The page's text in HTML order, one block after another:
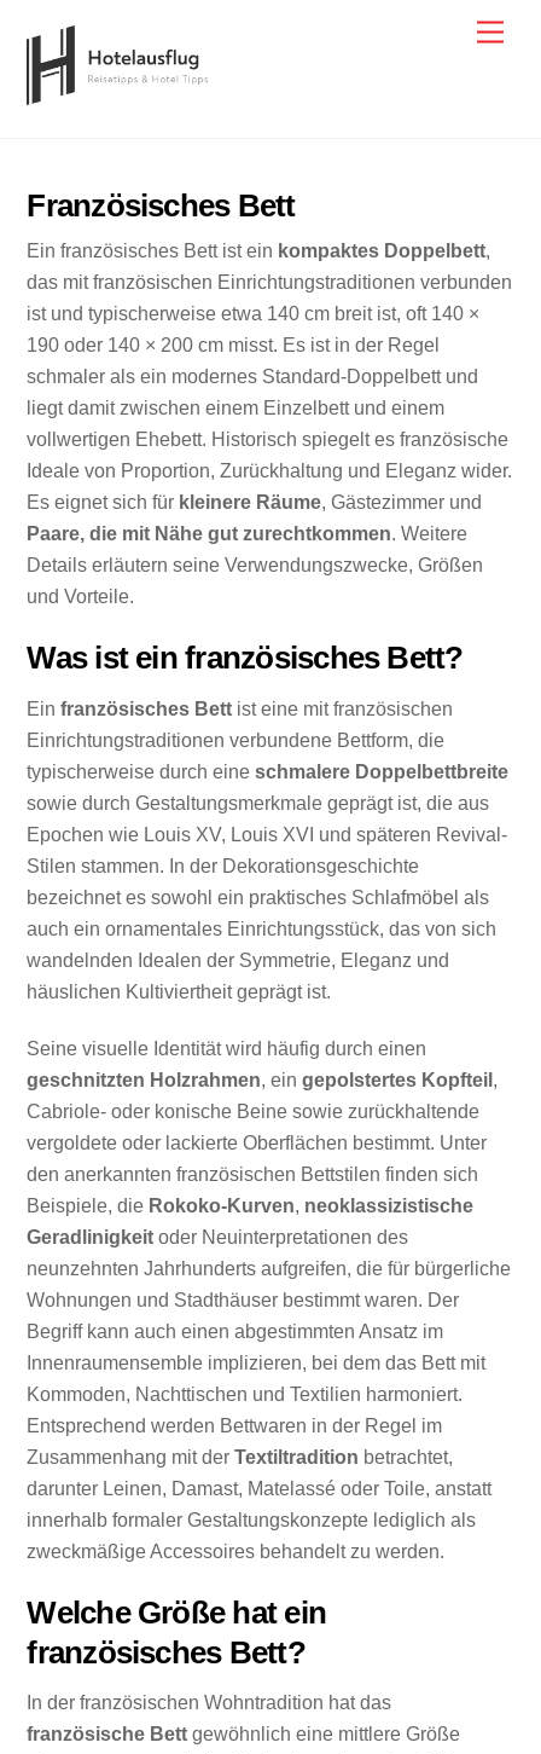
content
Französisches Bett
Ein französisches Bett ist ein kompaktes Doppelbett,
das mit französischen Einrichtungstraditionen verbunden
ist und typischerweise etwa 140 cm breit ist, oft 140 ×
190 oder 140 × 200 cm misst. Es ist in der Regel
schmaler als ein modernes Standard-Doppelbett und
liegt damit zwischen einem Einzelbett und einem
vollwertigen Ehebett. Historisch spiegelt es französische
Ideale von Proportion, Zurückhaltung und Eleganz wider.
Es eignet sich für kleinere Räume, Gästezimmer und
Paare, die mit Nähe gut zurechtkommen. Weitere
Details erläutern seine Verwendungszwecke, Größen
und Vorteile.
Was ist ein französisches Bett?
Einfranzösisches Bett ist eine mit französischen
Einrichtungstraditionen verbundene Bettform, die
typischerweise durch eineschmalere Doppelbettbreite
sowie durch Gestaltungsmerkmale geprägt ist, die aus
Epochen wie Louis XV, Louis XVI und späteren Revival-
Stilen stammen. In der Dekorationsgeschichte
bezeichnet es sowohl ein praktisches Schlafmöbel als
auch ein ornamentales Einrichtungsstück, das von sich
wandelnden Idealen der Symmetrie, Eleganz und
häuslichen Kultiviertheit geprägt ist.
Seine visuelle Identität wird häufig durch einen
geschnitzten Holzrahmen, eingepolstertes Kopfteil ,
Cabriole- oder konische Beine sowie zurückhaltende
vergoldete oder lackierte Oberflächen bestimmt. Unter
den anerkannten französischen Bettstilen finden sich
Beispiele, die Rokoko-Kurven, neoklassizistische
Geradlinigkeit oder Neuinterpretationen des
neunzehnten Jahrhunderts aufgreifen, die für bürgerliche
Wohnungen und Stadthäuser bestimmt waren. Der
Begriff kann auch einen abgestimmten Ansatz im
Innenraumensemble implizieren, bei dem das Bett mit
Kommoden, Nachttischen und Textilien harmoniert.
Entsprechend werden Bettwaren in der Regel im
Zusammenhang mit derTextiltradition betrachtet,
darunter Leinen, Damast, Matelassé oder Toile, anstatt
innerhalb formaler Gestaltungskonzepte lediglich als
zweckmäßige Accessoires behandelt zu werden.
Welche Größe hat ein
französisches Bett?
In der französischen Wohntradition hat das
französische Bett gewöhnlich eine mittlere Größe